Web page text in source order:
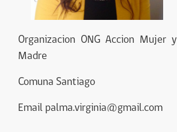
Organizacion ONG Accion Mujer y
Madre
Comuna Santiago
Email palma.virginia@gmail.com